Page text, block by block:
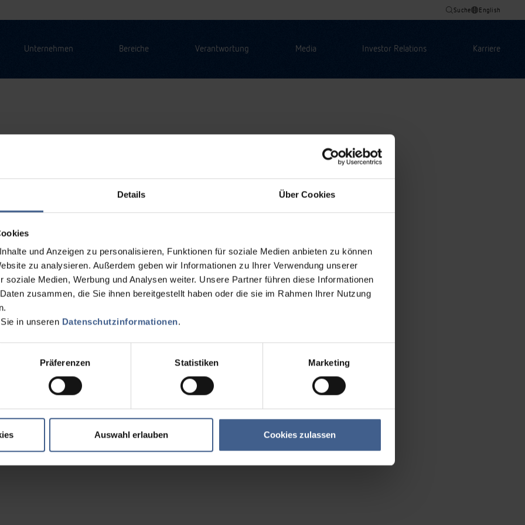
Details Über Cookies
und Anzeigen zu personalisieren, Funktionen für soziale Medien anbieten zu können
zu analysieren. Außerdem geben wir Informationen zu Ihrer Verwendung unserer
soziale Medien, Werbung und Analysen weiter. Unsere Partner führen diese Informationen
zusammen, die Sie ihnen bereitgestellt haben oder die sie im Rahmen Ihrer Nutzung
in unseren Datenschutzinformationen.
Präferenzen Statistiken Marketing
Auswahl erlauben Cookies zulassen
Suche English
Unternehmen Bereiche Verantwortung Media Investor Relations Karriere